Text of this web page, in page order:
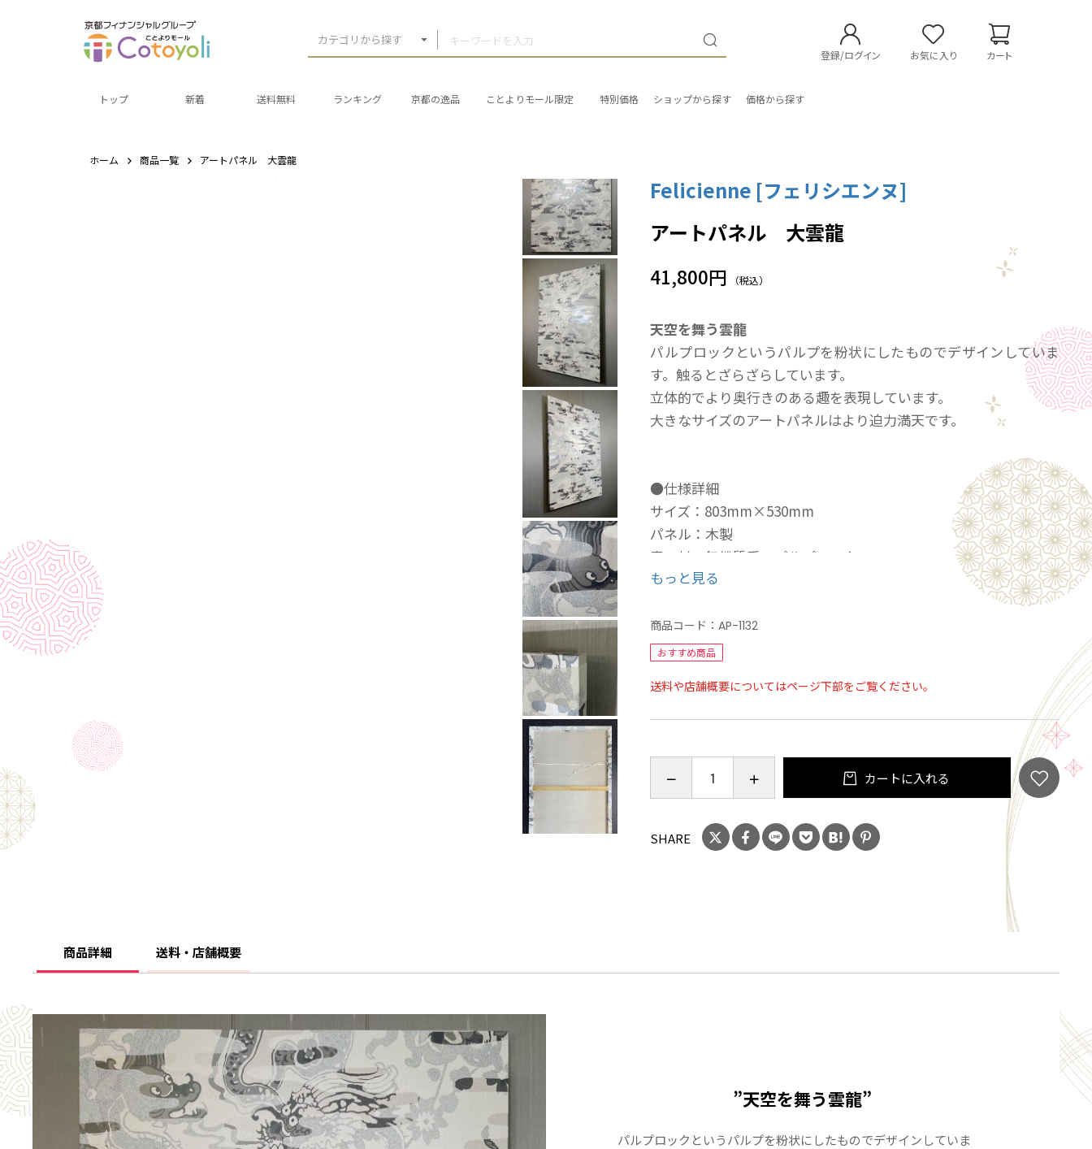
カテゴリから探す
登録/ログイン お気に入り カート
トップ 新着 送料無料 ランキング 京都の逸品 ことよりモール限定 特別価格 ショップから探す 価格から探す
ホーム 商品一覧 アートパネル 大雲龍
Felicienne [フェリシエンヌ]
アートパネル 大雲龍
41,800円 （税込）
天空を舞う雲龍
パルプロックというパルプを粉状にしたものでデザインしていま
す。触るとざらざらしています。
立体的でより奥行きのある趣を表現しています。
大きなサイズのアートパネルはより迫力満天です。
●仕様詳細
サイズ：803mm×530mm
パネル：木製
素 材：無機質系、パルプロック
迫力もありながら優しいデザインは一気に空気の流れを変えてく
れます。
干支の1つでもあり、力強さ、知恵、勇気などを象徴する存在とし
日常のお守りになってくれるアートパネルです。いつも見守り、
あと一歩の勇気をくれる心強い味方になってくれます。
リビングに飾れば、ワンランクアップした空間に。
寝室に飾れば、シックに馴染み、心地良い癒し場所に。
廊下に飾れば、通るたび心癒されるお気に入りの場所に。
個性が強そうで他のインテリアに馴染まないように見えますが飾
ってみると案外良かったりします。
ー白く広がるキャンバスに、雲龍が舞い上がる。まるで天空に浮
もっと見る
商品コード： AP-1132
おすすめ商品
送料や店舗概要についてはページ下部をご覧ください。
カートに入れる
SHARE
商品詳細 送料・店舗概要
”天空を舞う雲龍”
パルプロックというパルプを粉状にしたものでデザインしていま